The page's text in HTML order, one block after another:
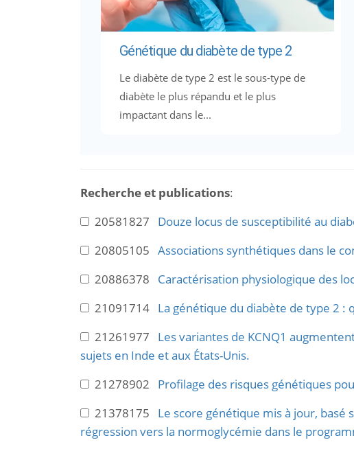
Génétique du diabète de type 2
Le diabète de type 2 est le sous-type de
diabète le plus répandu et le plus
impactant dans le...
Recherche et publications:
20581827 Douze locus de susceptibilité au
20805105 Associations synthétiques dans le
20886378 Caractérisation physiologique des
21091714 La génétique du diabète de type 2 :
21261977 Les variantes de KCNQ1
sujets en Inde et aux États-Unis.
21278902 Profilage des risques génétiques
21378175 Le score génétique mis à jour, basé
régression vers la normoglycémie dans le